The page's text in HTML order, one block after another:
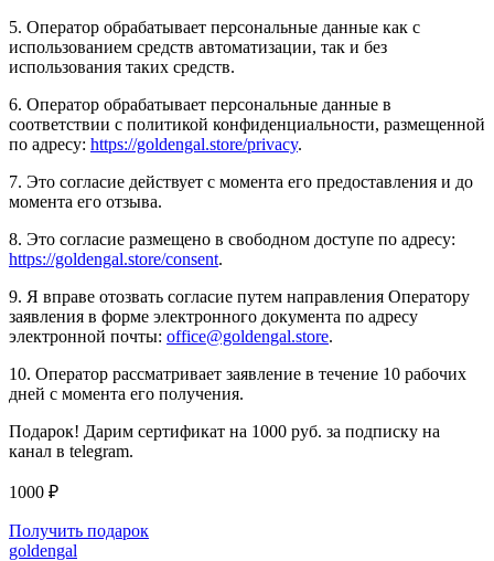
5. Оператор обрабатывает персональные данные как с
использованием средств автоматизации, так и без
использования таких средств.
6. Оператор обрабатывает персональные данные в
соответствии с политикой конфиденциальности, размещенной
по адресу: https://goldengal.store/privacy.
7. Это согласие действует с момента его предоставления и до
момента его отзыва.
8. Это согласие размещено в свободном доступе по адресу:
https://goldengal.store/consent.
9. Я вправе отозвать согласие путем направления Оператору
заявления в форме электронного документа по адресу
электронной почты: office@goldengal.store.
10. Оператор рассматривает заявление в течение 10 рабочих
дней с момента его получения.
Подарок! Дарим сертификат на 1000 руб. за подписку на
канал в telegram.
1000 ₽
Получить подарок
goldengal